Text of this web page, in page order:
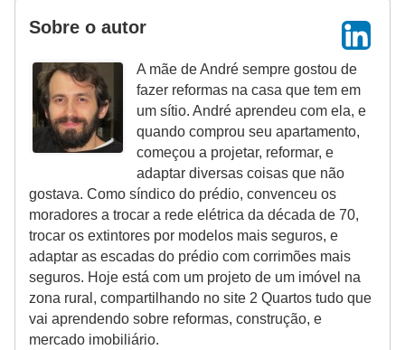
Sobre o autor
A mãe de André sempre gostou de
fazer reformas na casa que tem em
um sítio. André aprendeu com ela, e
quando comprou seu apartamento,
começou a projetar, reformar, e
adaptar diversas coisas que não
gostava. Como síndico do prédio, convenceu os
moradores a trocar a rede elétrica da década de 70,
trocar os extintores por modelos mais seguros, e
adaptar as escadas do prédio com corrimões mais
seguros. Hoje está com um projeto de um imóvel na
zona rural, compartilhando no site 2 Quartos tudo que
vai aprendendo sobre reformas, construção, e
mercado imobiliário.